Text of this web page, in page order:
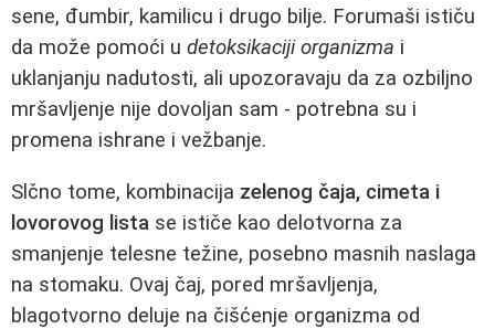
sene, đumbir, kamilicu i drugo bilje. Forumaši ističu
da može pomoći u detoksikaciji organizma i
uklanjanju nadutosti, ali upozoravaju da za ozbiljno
mršavljenje nije dovoljan sam - potrebna su i
promena ishrane i vežbanje.
Slčno tome, kombinacija zelenog čaja, cimeta i
lovorovog lista se ističe kao delotvorna za
smanjenje telesne težine, posebno masnih naslaga
na stomaku. Ovaj čaj, pored mršavljenja,
blagotvorno deluje na čišćenje organizma od